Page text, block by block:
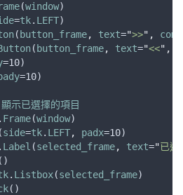
(window)
=tk. LEFT)
( button_frame, text=">>" ,
( button_frame, text="<<" ,
=10)
=10)
顯示已選擇的項目
. Frame(window)
(side=tk. LEFT, padx=10)
. Label (selected_frame, text="已選
()
. Listbox(selected_frame)
()